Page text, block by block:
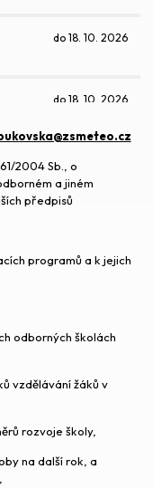
do 18. 10. 2026
do 18. 10. 2026
do 18. 10. 2026
do 1. 10. 2028
2004 Sb., o
a jiném
předpisů
programů a k jejich
odborných školách
vzdělávání žáků v
rozvoje školy,
na další rok, a